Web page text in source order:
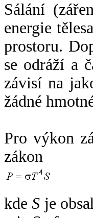
Sálání
energie
prostoru.
se odráží a
závisí na
žádné
Pro výkon
zákon
kdeS je